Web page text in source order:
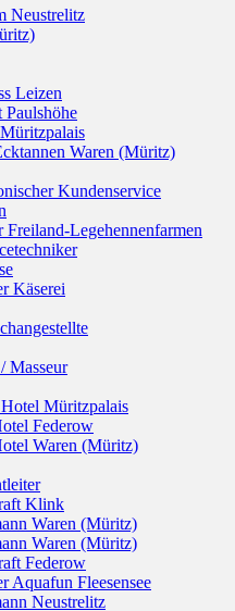
Neustrelitz
Leizen
Paulshöhe
Waren (Müritz)
Kundenservice
Freiland-Legehennenfarmen
Käserei
Masseur
Müritzpalais
Federow
Waren (Müritz)
Klink
Waren (Müritz)
Waren (Müritz)
Federow
Aquafun Fleesensee
Neustrelitz